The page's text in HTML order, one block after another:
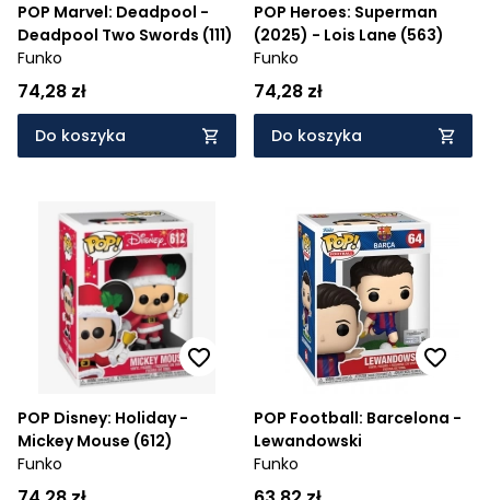
POP Marvel: Deadpool -
Deadpool Two Swords (111)
Funko
74,28 zł
Do koszyka
POP Heroes: Superman
(2025) - Lois Lane (563)
Funko
74,28 zł
Do koszyka
POP Disney: Holiday -
Mickey Mouse (612)
Funko
POP Football: Barcelona -
Lewandowski
Funko